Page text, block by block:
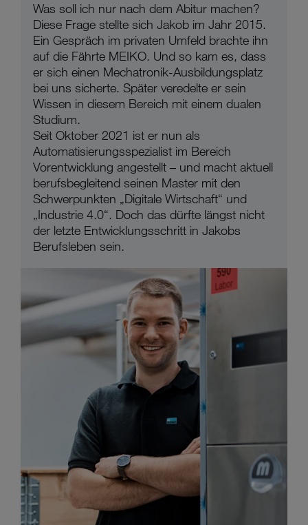
Was soll ich nur nach dem Abitur machen?
Diese Frage stellte sich Jakob im Jahr 2015.
Ein Gespräch im privaten Umfeld brachte ihn
auf die Fährte MEIKO. Und so kam es, dass
er sich einen Mechatronik-Ausbildungsplatz
bei uns sicherte. Später veredelte er sein
Wissen in diesem Bereich mit einem dualen
Studium.
Seit Oktober 2021 ist er nun als
Automatisierungsspezialist im Bereich
Vorentwicklung angestellt – und macht aktuell
berufsbegleitend seinen Master mit den
Schwerpunkten „Digitale Wirtschaft“ und
„Industrie 4.0“. Doch das dürfte längst nicht
der letzte Entwicklungsschritt in Jakobs
Berufsleben sein.